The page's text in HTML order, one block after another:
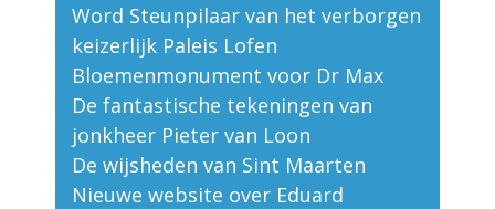
Word Steunpilaar van het verborgen
keizerlijk Paleis Lofen
Bloemenmonument voor Dr Max
De fantastische tekeningen van
jonkheer Pieter van Loon
De wijsheden van Sint Maarten
Nieuwe website over Eduard